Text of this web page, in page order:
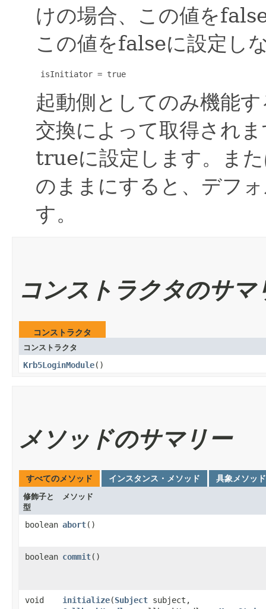
けの場合、この値を
この値をfalseに設定し
isInitiator = true
起動側としてのみ機能
交換によって取得され
trueに設定します。ま
のままにすると、デフ
す。
コンストラクタのサマ
コンストラクタ
コンストラクタ
Krb5LoginModule()
メソッドのサマリー
すべてのメソッド インスタンス・メソッド 具象メソッド
修飾子と
型
メソッド
boolean abort()
boolean commit()
void initialize​(Subject subject,